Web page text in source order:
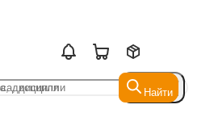
Найти
Найти